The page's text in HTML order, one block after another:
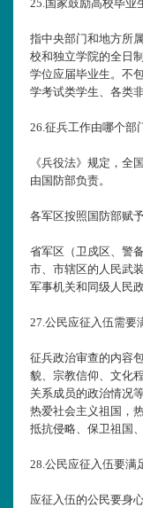
25.国家鼓励高校毕业
指中央部门和地方所
校和独立学院的全日
学位应届毕业生。不
学考试类学生、各类
26.征兵工作由哪个部
《兵役法》规定，全
由国防部负责。
各军区按照国防部赋
省军区（卫戍区、警
市、市辖区的人民武
军事机关和同级人民
27.公民应征入伍需要
征兵政治审查的内容
貌、宗教信仰、文化
关系成员的政治情况
热爱社会主义祖国，
抵抗侵略、保卫祖国
28.公民应征入伍要满
应征入伍的公民要身